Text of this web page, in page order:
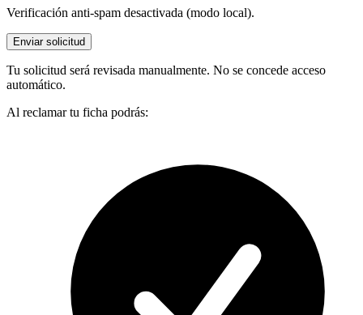
Verificación anti-spam desactivada (modo local).
Enviar solicitud
Tu solicitud será revisada manualmente. No se concede acceso
automático.
Al reclamar tu ficha podrás: